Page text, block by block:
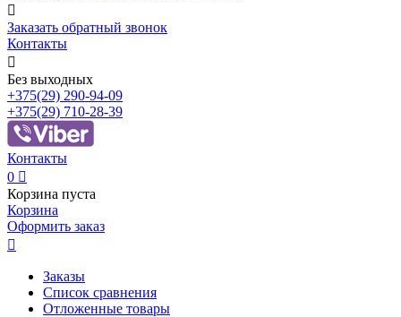

Заказать обратный звонок
Контакты

Без выходных
+375(29) 290-94-09
+375(29) 710-28-39
Контакты
0 
Корзина пуста
Корзина
Оформить заказ

Заказы
Список сравнения
Отложенные товары